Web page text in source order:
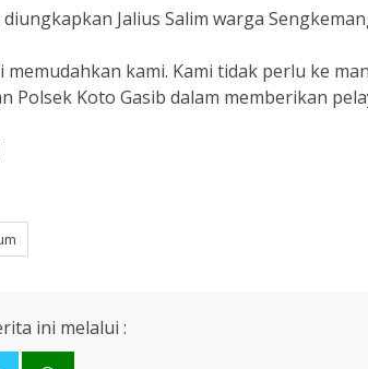
Jalius Salim warga
memudahkan kami. Kami tidak perlu ke
Polsek Koto Gasib dalam memberikan
ini melalui :